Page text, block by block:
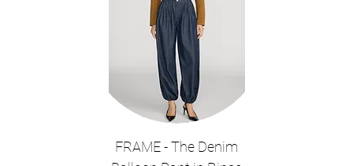
FRAME - The Denim